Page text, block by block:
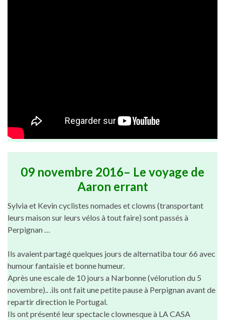
09 novembre 2016– Le voyage de
Aaron errant
Sylvia et Kevin cyclistes nomades et clowns (transportant
leurs maison sur leurs vélos à tout faire) sont passés à
Perpignan …
Ils avaient partagé quelques jours de alternatiba tour 66 avec
humour fantaisie et bonne humeur.
Après une escale de 10 jours a Narbonne (vélorution du 5
novembre).. .ils ont fait une petite pause à Perpignan avant de
repartir direction le Portugal.
Ils ont présenté leur spectacle clownesque à LA CASA